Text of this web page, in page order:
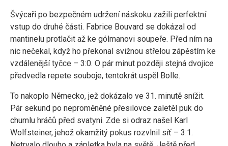
Švýcaři po bezpečném udržení náskoku zažili perfektní
vstup do druhé části. Fabrice Bouvard se dokázal od
mantinelu protlačit až ke gólmanovi soupeře. Před ním na
nic nečekal, když ho překonal svižnou střelou zápěstím ke
vzdálenější tyčce – 3:0. O pár minut později stejná dvojice
předvedla repete souboje, tentokrát uspěl Bolle.
To nakoplo Německo, jež dokázalo ve 31. minutě snížit.
Pár sekund po neproměněné přesilovce zaletěl puk do
chumlu hráčů před svatyni. Zde si odraz našel Karl
Wolfsteiner, jehož okamžitý pokus rozvlnil síť – 3:1.